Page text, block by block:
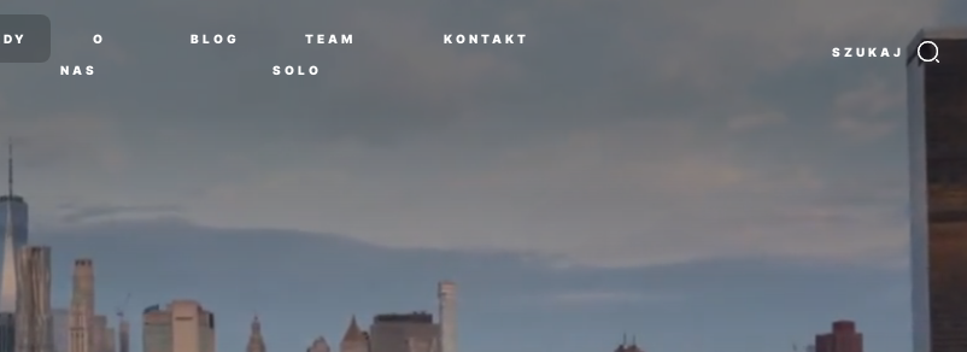
O
NAS
BLOG TEAM
SOLO
KONTAKT
SZUKAJ